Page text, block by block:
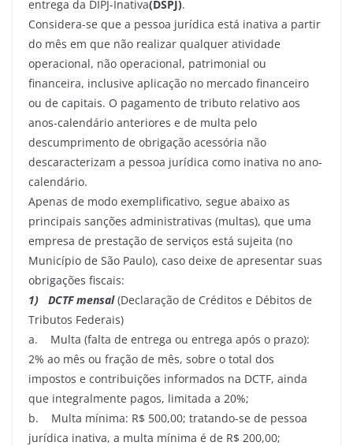
entrega da DIPJ-Inativa(DSPJ).
Considera-se que a pessoa jurídica está inativa a partir
do mês em que não realizar qualquer atividade
operacional, não operacional, patrimonial ou
financeira, inclusive aplicação no mercado financeiro
ou de capitais. O pagamento de tributo relativo aos
anos-calendário anteriores e de multa pelo
descumprimento de obrigação acessória não
descaracterizam a pessoa jurídica como inativa no ano-
calendário.
Apenas de modo exemplificativo, segue abaixo as
principais sanções administrativas (multas), que uma
empresa de prestação de serviços está sujeita (no
Município de São Paulo), caso deixe de apresentar suas
obrigações fiscais:
1) DCTF mensal(Declaração de Créditos e Débitos de
Tributos Federais)
a. Multa (falta de entrega ou entrega após o prazo):
2% ao mês ou fração de mês, sobre o total dos
impostos e contribuições informados na DCTF, ainda
que integralmente pagos, limitada a 20%;
b. Multa mínima: R$ 500,00; tratando-se de pessoa
jurídica inativa, a multa mínima é de R$ 200,00;